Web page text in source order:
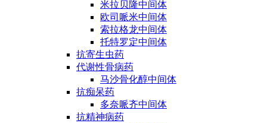
米拉贝隆中间体
欧司哌米中间体
索拉格龙中间体
托特罗定中间体
抗寄生虫药
代谢性骨病药
马沙骨化醇中间体
抗痴呆药
多奈哌齐中间体
抗精神病药